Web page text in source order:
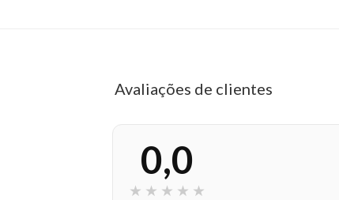
Avaliações de clientes
0,0
★ ★ ★ ★ ★